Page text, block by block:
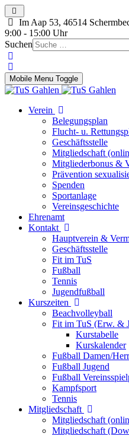
Im Aap 53, 46514
9:00 - 15:00 Uhr
Suchen
Mobile Menu Toggle
Verein
Belegungsplan
Flucht- u.
Geschäftsstelle
Mitgliedschaft
Mitgliederbonus &
Prävention
Spenden
Sportanlage
Vereinsgeschichte
Ehrenamt
Kontakt
Hauptverein &
Geschäftsstelle
Fit im TuS
Fußball
Tennis
Jugendfußball
Kurszeiten
Beachvolleyball
Fit im TuS (Erw. &
Kurstabelle
Kurskalender
Fußball Damen/
Fußball Jugend
Fußball
Kampfsport
Tennis
Mitgliedschaft
Mitgliedschaft
Mitgliedschaft